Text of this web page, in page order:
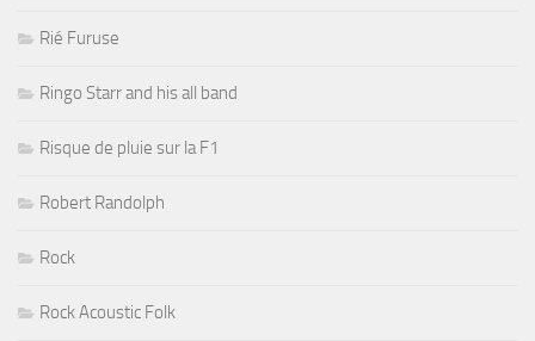
Rié Furuse
Ringo Starr and his all band
Risque de pluie sur la F1
Robert Randolph
Rock
Rock Acoustic Folk